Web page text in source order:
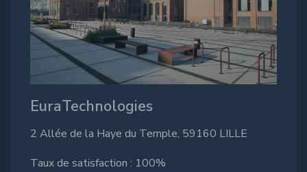
EuraTechnologies
2 Allée de la Haye du Temple, 59160 LILLE
Taux de satisfaction : 100%